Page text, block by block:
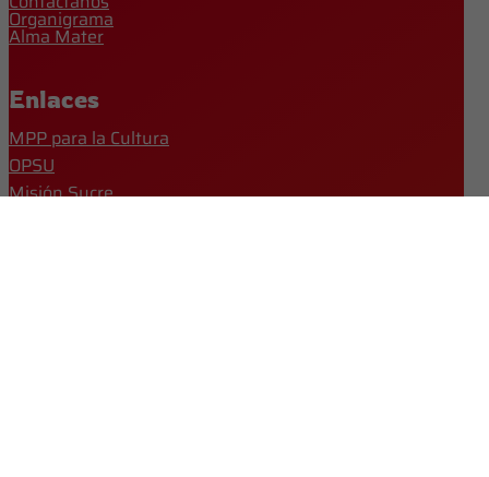
Organigrama
Alma Mater
Enlaces
MPP para la Cultura
OPSU
Misión Sucre